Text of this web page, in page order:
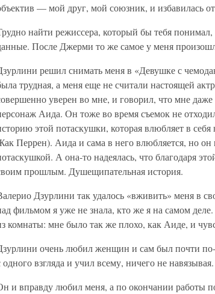
— мой друг, мой союзник, и избавилась
найти режиссера, который бы тебя
После Джерми то же самое у меня
решил снимать меня в «Девушке с
трудная, а меня еще не считали настоящей
уверен во мне, и говорил, что мне даже
Аида. Он тоже во время съемок не
этой потаскушки, которая влюбляет в
Перрен). Аида и сама в него влюбляется, но он
А она-то надеялась, что благодаря
прошлым. Душещипательная история.
Дзурлини так удалось «вживить» меня в
фильмом я уже не знала, кто же я на самом
комнаты: мне было так же плохо, как Аиде, и
очень любил женщин и сам был почти
одного взгляда и учил всему, ничего не навязывая.
и вправду любил меня, а по окончании работы